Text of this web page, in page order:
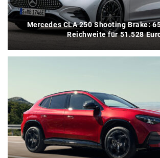
Mercedes CLA 250 Shooting Brake:
Reichweite für 51.528